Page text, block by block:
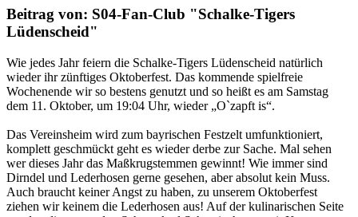
Beitrag von: S04-Fan-Club "Schalke-Tigers
Lüdenscheid"
Wie jedes Jahr feiern die Schalke-Tigers Lüdenscheid natürlich
wieder ihr zünftiges Oktoberfest. Das kommende spielfreie
Wochenende wir so bestens genutzt und so heißt es am Samstag
dem 11. Oktober, um 19:04 Uhr, wieder „O`zapft is“.
Das Vereinsheim wird zum bayrischen Festzelt umfunktioniert,
komplett geschmückt geht es wieder derbe zur Sache. Mal sehen
wer dieses Jahr das Maßkrugstemmen gewinnt! Wie immer sind
Dirndel und Lederhosen gerne gesehen, aber absolut kein Muss.
Auch braucht keiner Angst zu haben, zu unserem Oktoberfest
ziehen wir keinem die Lederhosen aus! Auf der kulinarischen Seite